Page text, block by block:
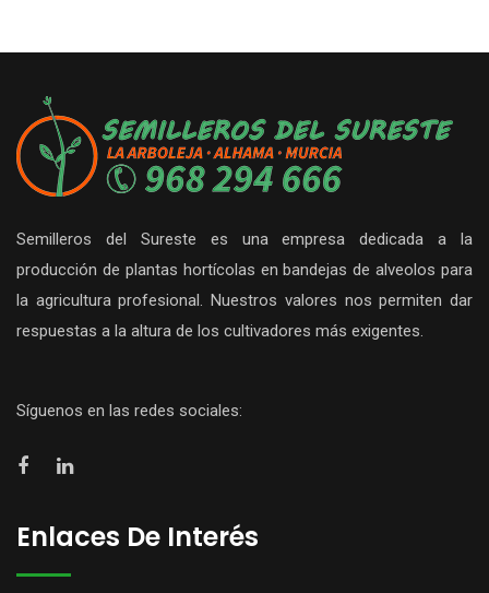
Semilleros del Sureste es una empresa dedicada a la
producción de plantas hortícolas en bandejas de alveolos para
la agricultura profesional. Nuestros valores nos permiten dar
respuestas a la altura de los cultivadores más exigentes.
Síguenos en las redes sociales:
Enlaces De Interés